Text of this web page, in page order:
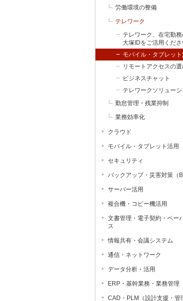
労働環境の整備
テレワーク
テレワーク、在宅勤務
大塚IDをご活用くださ
モバイル・タブレット
リモートアクセスの
ビジネスチャット
テレワークソリューシ
勤怠管理・残業抑制
業務効率化
クラウド
モバイル・タブレット活用
セキュリティ
バックアップ・災害対策（
サーバー活用
複合機・コピー機活用
文書管理・電子契約・ペー
ス
情報共有・会議システム
通信・ネットワーク
データ分析・活用
ERP・基幹業務・業務管理
CAD・PLM（設計支援・管